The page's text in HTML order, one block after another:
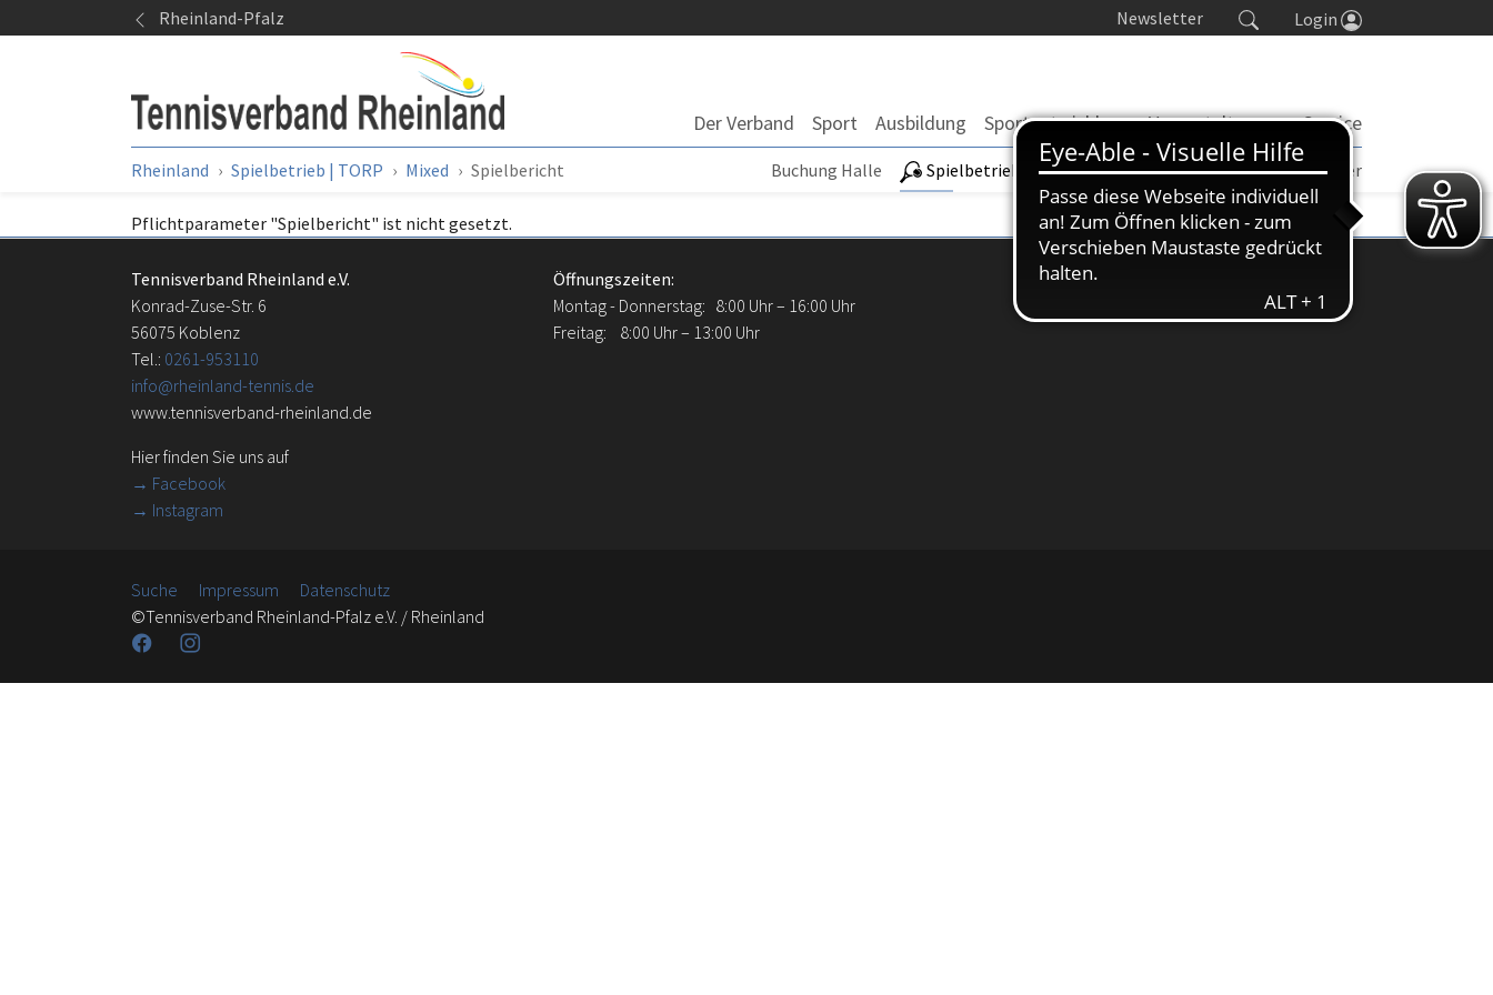
Springe zum SeiteninhaltRheinland-Pfalz Newsletter Login
Der Verband Sport Ausbildung Sportentwicklung Veranstaltungen Service
Buchung Halle Spielbetrieb | TORP Turniere Seminarkalender
Sie sind hier:
Rheinland Spielbetrieb | TORP Mixed Spielbericht
Pflichtparameter "Spielbericht" ist nicht gesetzt.
Tennisverband Rheinland e.V.
Konrad-Zuse-Str. 6
56075 Koblenz
Tel.: 0261-953110
info@rheinland-tennis.de
www.tennisverband-rheinland.de
Hier finden Sie uns auf
→ Facebook
→ Instagram
Öffnungszeiten:
Montag - Donnerstag: 8:00 Uhr – 16:00 Uhr
Freitag: 8:00 Uhr – 13:00 Uhr
Suche Impressum
Datenschutz
©Tennisverband Rheinland-Pfalz e.V. / Rheinland
FacebookInstagram